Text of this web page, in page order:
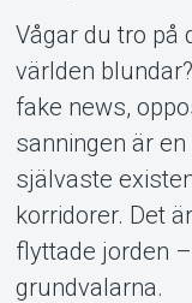
Vågar du tro på
världen
fake news,
sanningen är
självaste
korridorer. Det
flyttade jorden
grundvalarna.